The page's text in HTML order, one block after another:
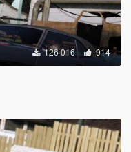
126 016 914